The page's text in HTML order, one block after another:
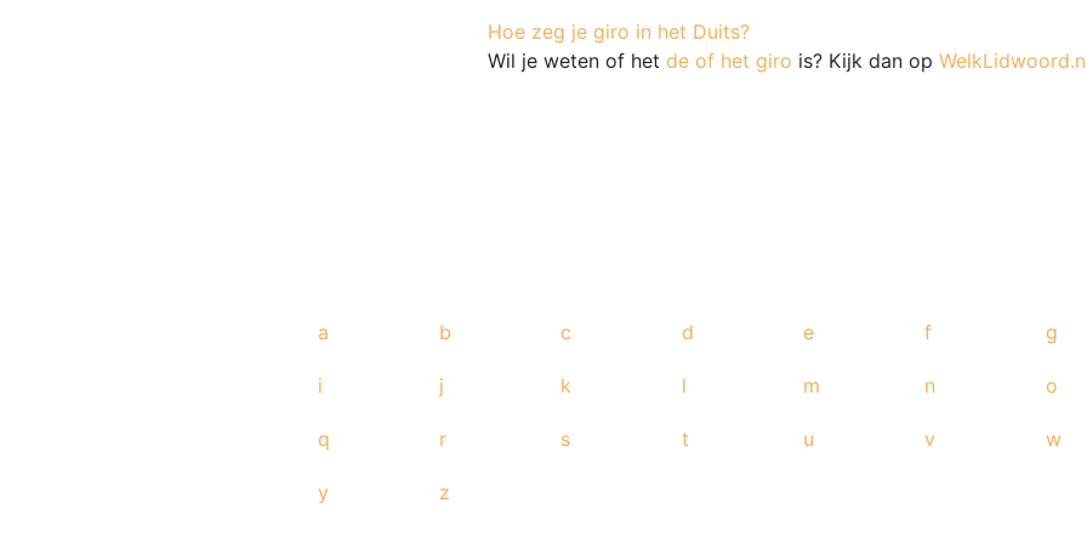
Hoe zeg je giro in het Duits?
Wil je weten of het de of het giro is? Kijk dan op
a b c d e f g
i j k l m n o
q r s t u v w
y z